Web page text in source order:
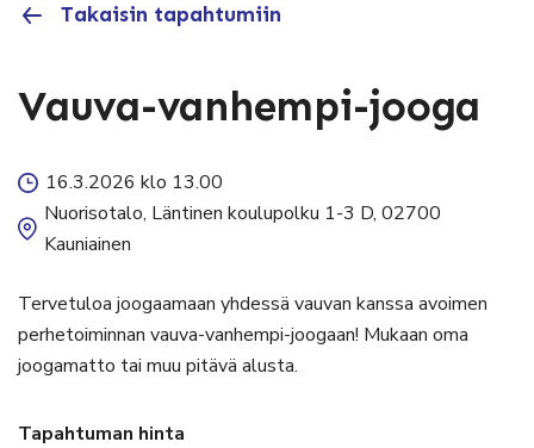
Takaisin tapahtumiin
Vauva-vanhempi-jooga
16.3.2026 klo 13.00
Nuorisotalo, Läntinen koulupolku 1-3 D, 02700
Kauniainen
Tervetuloa joogaamaan yhdessä vauvan kanssa avoimen
perhetoiminnan vauva-vanhempi-joogaan! Mukaan oma
joogamatto tai muu pitävä alusta.
Tapahtuman hinta